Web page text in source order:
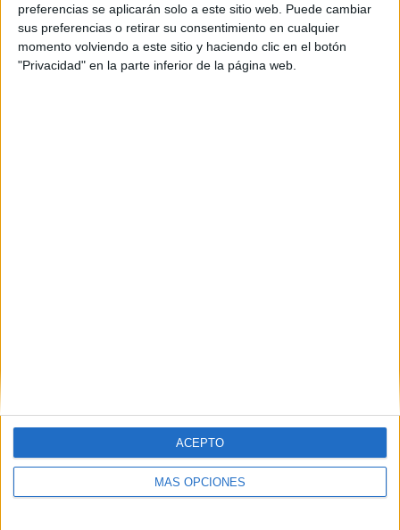
preferencias se aplicarán solo a este sitio web. Puede cambiar
sus preferencias o retirar su consentimiento en cualquier
momento volviendo a este sitio y haciendo clic en el botón
"Privacidad" en la parte inferior de la página web.
MÁS OPCIONES
ACEPTO
SEGUIR LEYENDO
email